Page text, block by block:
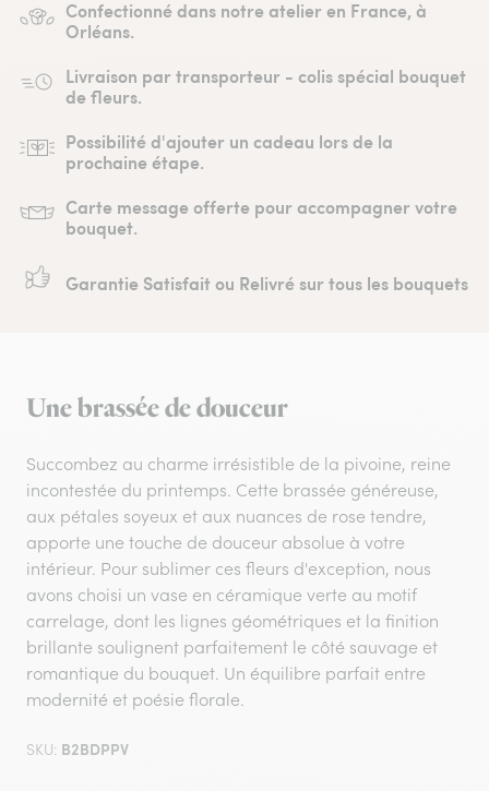
Confectionné dans notre atelier en France, à
Orléans.
Livraison par transporteur - colis spécial bouquet
de fleurs.
Possibilité d'ajouter un cadeau lors de la
prochaine étape.
Carte message offerte pour accompagner votre
bouquet.
Garantie Satisfait ou Relivré sur tous les bouquets
Une brassée de douceur
Succombez au charme irrésistible de la pivoine, reine
incontestée du printemps. Cette brassée généreuse,
aux pétales soyeux et aux nuances de rose tendre,
apporte une touche de douceur absolue à votre
intérieur. Pour sublimer ces fleurs d'exception, nous
avons choisi un vase en céramique verte au motif
carrelage, dont les lignes géométriques et la finition
brillante soulignent parfaitement le côté sauvage et
romantique du bouquet. Un équilibre parfait entre
modernité et poésie florale.
SKU: B2BDPPV